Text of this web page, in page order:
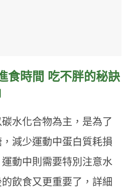
食時間 吃不胖的秘訣
水化合物為主，是為了
減少運動中蛋白質耗損
動中則需要特別注意水
飲食又更重要了，詳細